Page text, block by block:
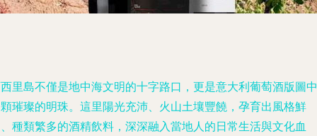
里島不僅是地中海文明的十字路口，更是意大利葡萄酒版圖中
璀璨的明珠。這里陽光充沛、火山土壤豐饒，孕育出風格鮮
種類繁多的酒精飲料，深深融入當地人的日常生活與文化血